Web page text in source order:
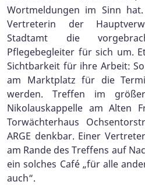
Wortmeldungen im Sinn
Vertreterin der
Stadtamt die
Pflegebegleiter für sich um.
Sichtbarkeit für ihre Arbeit:
am Marktplatz für die
werden. Treffen im
Nikolauskappelle am Alten
Torwächterhaus
ARGE denkbar. Einer
am Rande des Treffens auf
ein solches Café „für alle
auch“.